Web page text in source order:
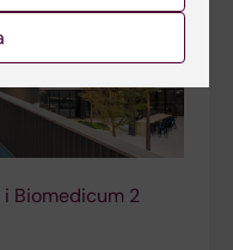
Biomedicum 2